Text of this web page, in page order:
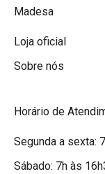
Madesa
Loja oficial
Sobre nós
Horário de
Segunda a sexta:
Sábado: 7h às